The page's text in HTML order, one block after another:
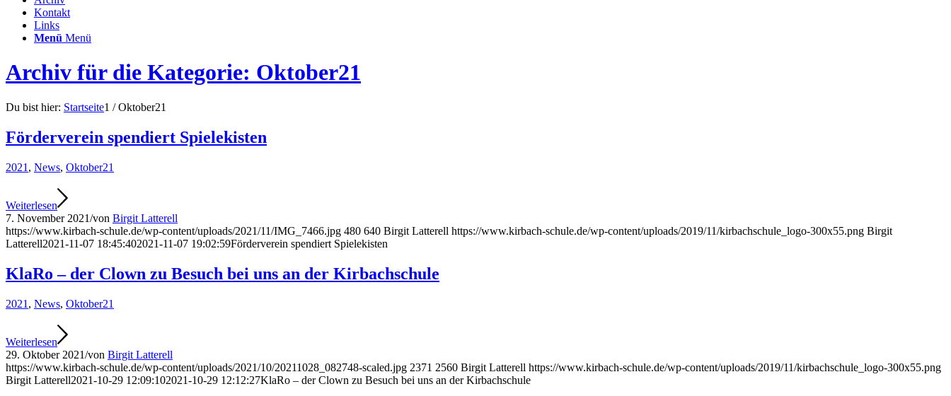
Kontakt
Links
Menü Menü
Archiv für die Kategorie: Oktober21
Du bist hier: Startseite1 / Oktober21
Förderverein spendiert Spielekisten
2021 , News, Oktober21
Weiterlesen
7. November 2021/von Birgit Latterell
https://www.kirbach-schule.de/wp-content/uploads/2021/11/IMG_7466.jpg 480 640 Birgit Latterell https://www.kirbach-schule.de/wp-content/uploads/2019/11/kirbachschule_logo-300x55.png Birgit
Latterell2021-11-07 18:45:402021-11-07 19:02:59Förderverein spendiert Spielekisten
KlaRo – der Clown zu Besuch bei uns an der Kirbachschule
2021 , News, Oktober21
Weiterlesen
29. Oktober 2021/von Birgit Latterell
https://www.kirbach-schule.de/wp-content/uploads/2021/10/20211028_082748-scaled.jpg 2371 2560 Birgit Latterell https://www.kirbach-schule.de/wp-content/uploads/2019/11/kirbachschule_logo-300x55.png
Birgit Latterell2021-10-29 12:09:102021-10-29 12:12:27KlaRo – der Clown zu Besuch bei uns an der Kirbachschule